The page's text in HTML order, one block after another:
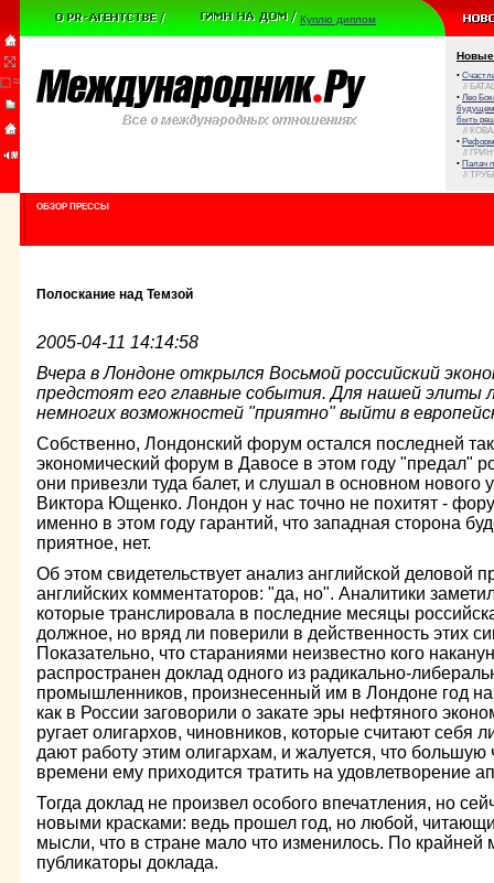
Куплю диплом
Новые
•
//
• Лео
будущем
быть
//
•
//
• Палач
//
ОБЗОР ПРЕССЫ
Полоскание над Темзой
2005-04-11 14:14:58
Вчера в Лондоне открылся Восьмой российский
предстоят его главные события. Для нашей элиты
немногих возможностей "приятно" выйти в
Собственно, Лондонский форум остался последней
экономический форум в Давосе в этом году "предал"
они привезли туда балет, и слушал в основном нового
Виктора Ющенко. Лондон у нас точно не похитят -
именно в этом году гарантий, что западная сторона
приятное, нет.
Об этом свидетельствует анализ английской деловой
английских комментаторов: "да, но". Аналитики
которые транслировала в последние месяцы
должное, но вряд ли поверили в действенность этих
Показательно, что стараниями неизвестно кого
распространен доклад одного из радикально-
промышленников, произнесенный им в Лондоне год
как в России заговорили о закате эры нефтяного
ругает олигархов, чиновников, которые считают себя
дают работу этим олигархам, и жалуется, что большую
времени ему приходится тратить на удовлетворение
Тогда доклад не произвел особого впечатления, но
новыми красками: ведь прошел год, но любой,
мысли, что в стране мало что изменилось. По крайней
публикаторы доклада.